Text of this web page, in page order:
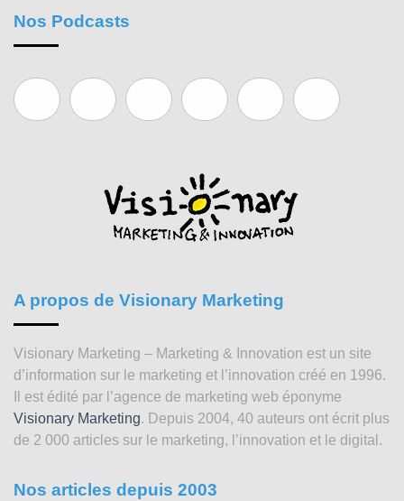
Nos Podcasts
A propos de Visionary Marketing
Visionary Marketing – Marketing & Innovation est un site
d’information sur le marketing et l’innovation créé en 1996.
Il est édité par l’agence de marketing web éponyme
Visionary Marketing. Depuis 2004, 40 auteurs ont écrit plus
de 2 000 articles sur le marketing, l’innovation et le digital.
Nos articles depuis 2003